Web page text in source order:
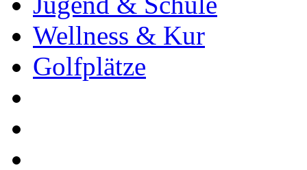
Wellness & Kur
Golfplätze